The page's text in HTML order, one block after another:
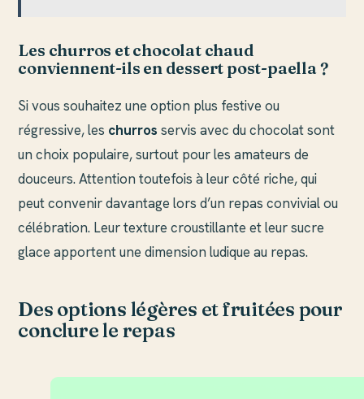
Les churros et chocolat chaud
conviennent-ils en dessert post-paella ?
Si vous souhaitez une option plus festive ou
régressive, les churros servis avec du chocolat sont
un choix populaire, surtout pour les amateurs de
douceurs. Attention toutefois à leur côté riche, qui
peut convenir davantage lors d’un repas convivial ou
célébration. Leur texture croustillante et leur sucre
glace apportent une dimension ludique au repas.
Des options légères et fruitées pour
conclure le repas